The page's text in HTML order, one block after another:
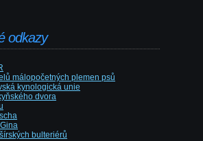
odkazy
málopočetných plemen psů
kynologická unie
dvora
bulteriérů